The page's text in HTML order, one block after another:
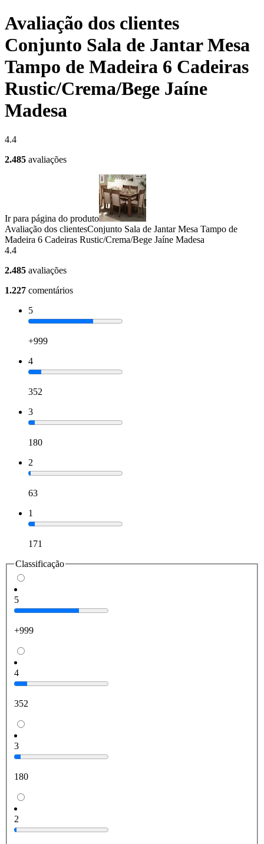
Avaliação dos clientes
Conjunto Sala de Jantar Mesa
Tampo de Madeira 6 Cadeiras
Rustic/Crema/Bege Jaíne
Madesa
4.4
2.485 avaliações
Ir para página do produto
Avaliação dos clientesConjunto Sala de Jantar Mesa Tampo de
Madeira 6 Cadeiras Rustic/Crema/Bege Jaíne Madesa
4.4
2.485 avaliações
1.227 comentários
5
+999
4
352
3
180
2
63
1
171
Classificação
5
+999
4
352
3
180
2